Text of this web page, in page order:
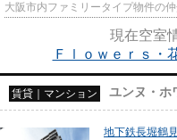
大阪市内ファミリータイプ物件の
現在空室
Ｆｌｏｗｅｒｓ・
賃貸｜マンション ユンヌ・ホ
地下鉄長堀鶴